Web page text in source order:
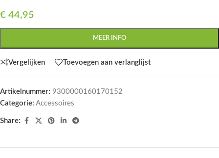
€ 44,95
MEER INFO
Vergelijken Toevoegen aan verlanglijst
Artikelnummer: 9300000160170152
Categorie: Accessoires
Share: